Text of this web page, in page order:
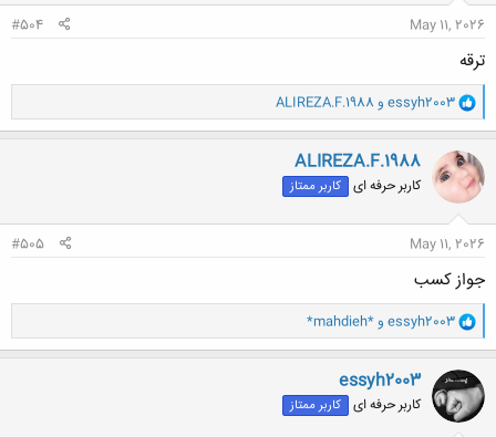
May 11, 2026
#504
ترقه
و
ا
ک
ن
ش
ه
ا
essyh2003 و ALIREZA.F.1988
ALIREZA.F.1988
کاربر حرفه ای کاربر ممتاز
May 11, 2026
#505
جواز کسب
و
ا
ک
ن
ش
ه
ا
essyh2003 و *mahdieh*
essyh2003
کاربر حرفه ای کاربر ممتاز